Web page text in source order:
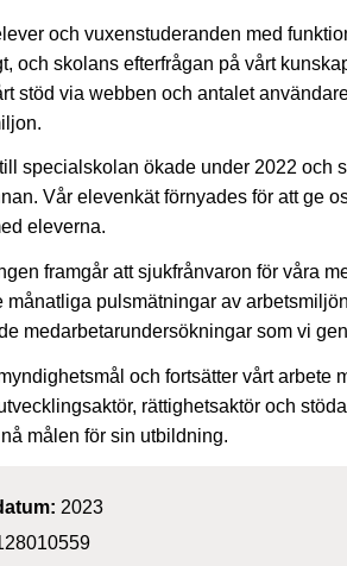
och vuxenstuderanden med
och skolans efterfrågan på vårt
stöd via webben och antalet
specialskolan ökade under 2022 och
Vår elevenkät förnyades för att ge
eleverna.
framgår att sjukfrånvaron för våra
månatliga pulsmätningar av
medarbetarundersökningar som vi
och fortsätter vårt arbete
rättighetsaktör och
målen för sin utbildning.
2023